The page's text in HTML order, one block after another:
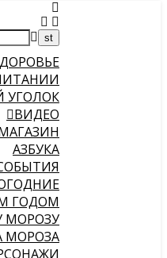
ВИДЕО
АЗБУКА
ГОДОМ
МОРОЗУ
МОРОЗА